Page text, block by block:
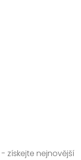
získejte nejnovější